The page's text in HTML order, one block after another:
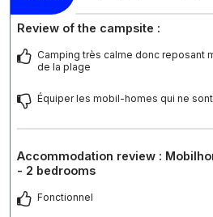
Review of the campsite :
Camping très calme donc reposant
de la plage
Équiper les mobil-homes qui ne
Accommodation review :
- 2 bedrooms
Fonctionnel